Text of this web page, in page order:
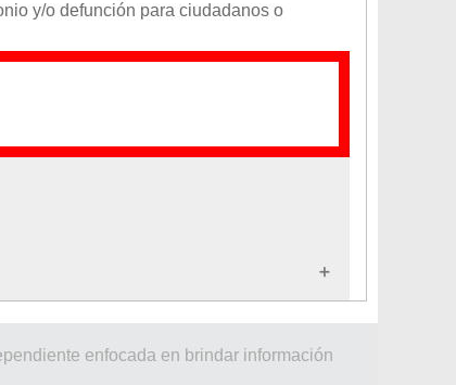
y/o defunción para ciudadanos o
enfocada en brindar información